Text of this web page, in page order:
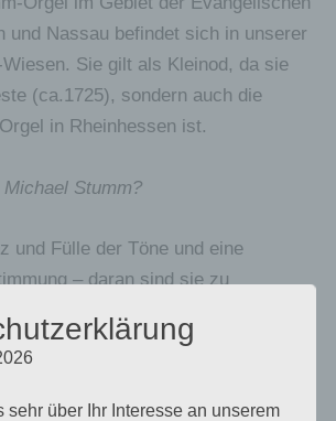
und Nassau befindet sich in unserer
Sie gilt als Kleinod, da sie
(ca.1725), sondern auch die
in Rheinhessen ist.
Stumm?
und Fülle der Töne und eine
– daran sind sie zu
Michael Stumm.
des 17. Jahrhunderts zurück.
sehr über Ihr Interesse an unserem